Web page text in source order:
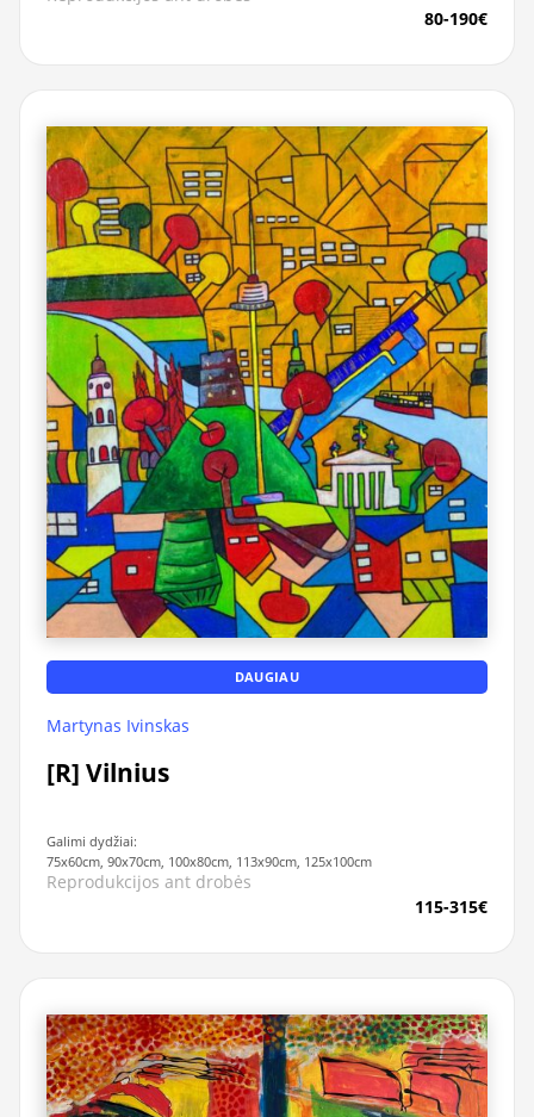
80-190€
DAUGIAU
Martynas Ivinskas
[R] Vilnius
Galimi dydžiai:
75x60cm, 90x70cm, 100x80cm, 113x90cm, 125x100cm
Reprodukcijos ant drobės
115-315€